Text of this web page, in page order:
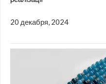
20 декабря, 2024